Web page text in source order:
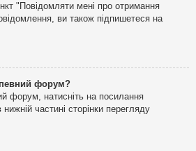
"Повідомляти мені про отримання
ви також підпишетеся на
певний форум?
форум, натисніть на посилання
частині сторінки перегляду